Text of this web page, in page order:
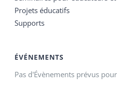
Projets éducatifs
Supports
ÉVÉNEMENTS
Pas d'Évènements prévus